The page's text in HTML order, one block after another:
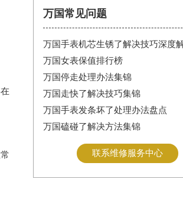
万国常见问题
万国手表机芯生锈了解决技巧深度
万国女表保值排行榜
万国停走处理办法集锦
万国走快了解决技巧集锦
万国手表发条坏了处理办法盘点
万国磕碰了解决方法集锦
联系维修服务中心